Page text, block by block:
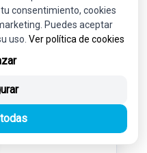
OEM: GDD52550XA
consentimiento, cookies
Puedes aceptar
uso. Ver política de cookies